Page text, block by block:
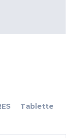
Tablette